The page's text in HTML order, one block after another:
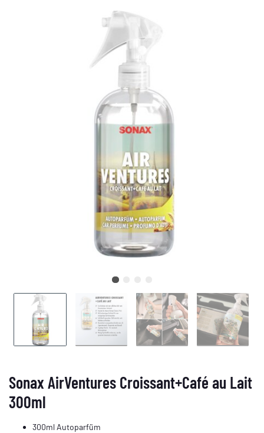
Sonax AirVentures Croissant+Café au Lait
300ml
300ml Autoparfüm